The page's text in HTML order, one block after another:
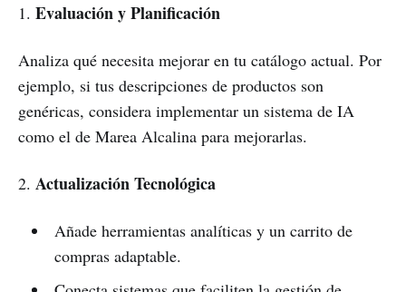
1. Evaluación y Planificación
Analiza qué necesita mejorar en tu catálogo actual. Por
ejemplo, si tus descripciones de productos son
genéricas, considera implementar un sistema de IA
como el de Marea Alcalina para mejorarlas.
2. Actualización Tecnológica
Añade herramientas analíticas y un carrito de
compras adaptable.